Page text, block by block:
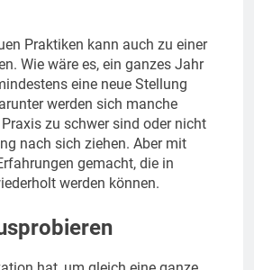
Praktiken kann auch zu einer
Wie wäre es, ein ganzes Jahr
eine neue Stellung
werden sich manche
zu schwer sind oder nicht
nach sich ziehen. Aber mit
gemacht, die in
werden können.